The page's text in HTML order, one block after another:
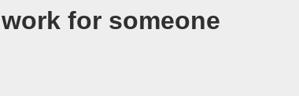
work for someone